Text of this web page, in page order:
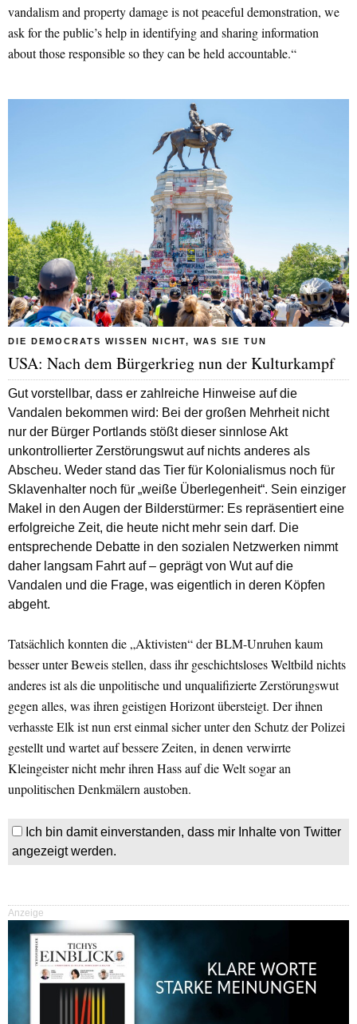
vandalism and property damage is not peaceful demonstration, we
ask for the public’s help in identifying and sharing information
about those responsible so they can be held accountable.“
DIE DEMOCRATS WISSEN NICHT, WAS SIE TUN
USA: Nach dem Bürgerkrieg nun der Kulturkampf
Gut vorstellbar, dass er zahlreiche Hinweise auf die
Vandalen bekommen wird: Bei der großen Mehrheit nicht
nur der Bürger Portlands stößt dieser sinnlose Akt
unkontrollierter Zerstörungswut auf nichts anderes als
Abscheu. Weder stand das Tier für Kolonialismus noch für
Sklavenhalter noch für „weiße Überlegenheit“. Sein einziger
Makel in den Augen der Bilderstürmer: Es repräsentiert eine
erfolgreiche Zeit, die heute nicht mehr sein darf. Die
entsprechende Debatte in den sozialen Netzwerken nimmt
daher langsam Fahrt auf – geprägt von Wut auf die
Vandalen und die Frage, was eigentlich in deren Köpfen
abgeht.
Tatsächlich konnten die „Aktivisten“ der BLM-Unruhen kaum
besser unter Beweis stellen, dass ihr geschichtsloses Weltbild nichts
anderes ist als die unpolitische und unqualifizierte Zerstörungswut
gegen alles, was ihren geistigen Horizont übersteigt. Der ihnen
verhasste Elk ist nun erst einmal sicher unter den Schutz der Polizei
gestellt und wartet auf bessere Zeiten, in denen verwirrte
Kleingeister nicht mehr ihren Hass auf die Welt sogar an
unpolitischen Denkmälern austoben.
Ich bin damit einverstanden, dass mir Inhalte von Twitter
angezeigt werden.
Anzeige